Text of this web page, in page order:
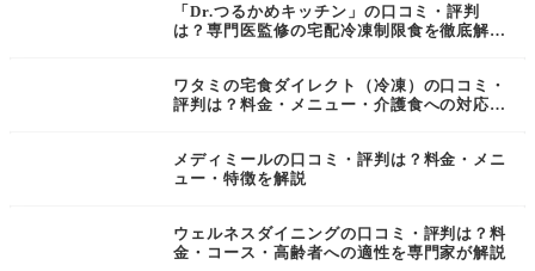
「Dr.つるかめキッチン」の口コミ・評判
は？専門医監修の宅配冷凍制限食を徹底解
ワタミの宅食ダイレクト（冷凍）の口コミ・
評判は？料金・メニュー・介護食への対応を
メディミールの口コミ・評判は？料金・メニ
ュー・特徴を解説
ウェルネスダイニングの口コミ・評判は？料
金・コース・高齢者への適性を専門家が解説